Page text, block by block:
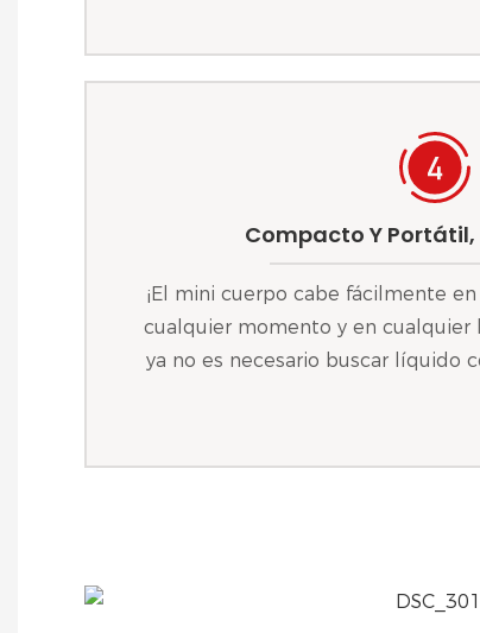
Compacto Y Portátil,
¡El mini cuerpo cabe fácilmente
cualquier momento y en cualquier
ya no es necesario buscar líquido